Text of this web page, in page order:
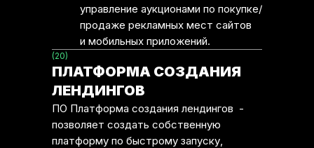
управление аукционами по покупке/
продаже рекламных мест сайтов
и мобильных приложений.
(20)
ПЛАТФОРМА СОЗДАНИЯ
ЛЕНДИНГОВ
ПО Платформа создания лендингов -
позволяет создать собственную
платформу по быстрому запуску,